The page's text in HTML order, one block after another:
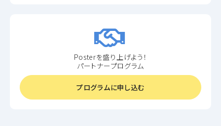
Posterを盛り上げよう！
パートナープログラム
プログラムに申し込む